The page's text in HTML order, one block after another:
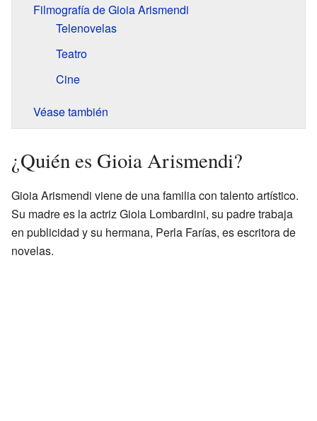
Filmografía de Gioia Arismendi
Telenovelas
Teatro
Cine
Véase también
¿Quién es Gioia Arismendi?
Gioia Arismendi viene de una familia con talento artístico.
Su madre es la actriz Gioia Lombardini, su padre trabaja
en publicidad y su hermana, Perla Farías, es escritora de
novelas.